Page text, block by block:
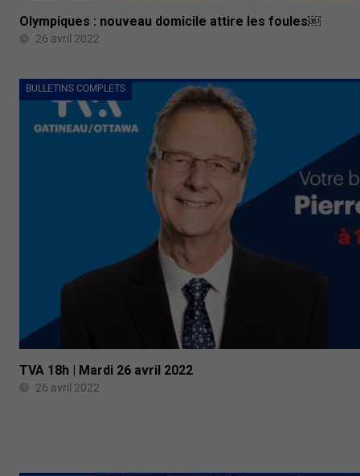
Olympiques : nouveau domicile attire les foules￼
26 avril 2022
BULLETINS COMPLETS
TVA 18h | Mardi 26 avril 2022
26 avril 2022